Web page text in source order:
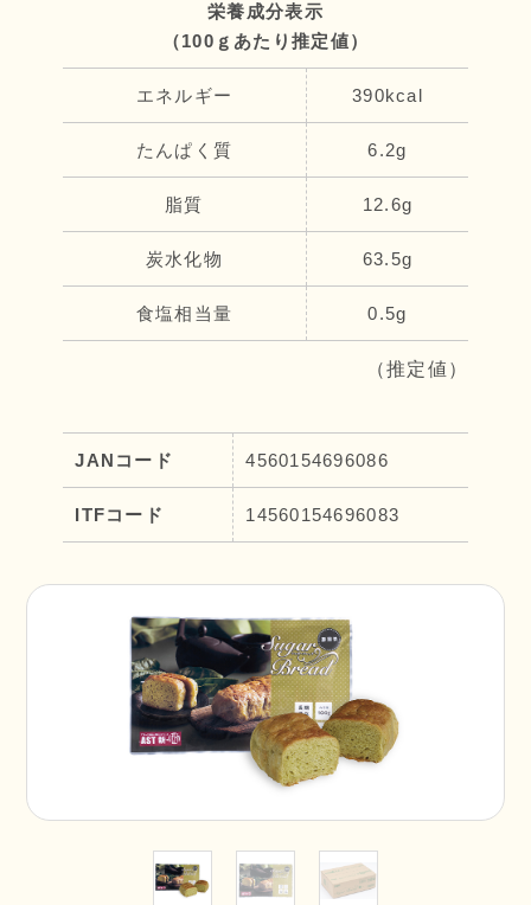
栄養成分表示
（100ｇあたり推定値）
エネルギー 390kcal
たんぱく質 6.2g
脂質 12.6g
炭水化物 63.5g
食塩相当量 0.5g
（推定値）
JANコード 4560154696086
ITFコード 14560154696083